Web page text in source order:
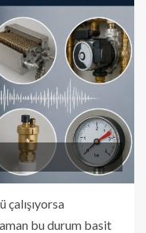
bu durum basit